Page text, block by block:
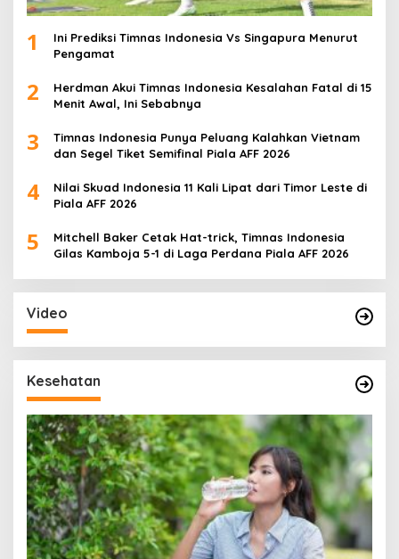
1
Ini Prediksi Timnas Indonesia Vs Singapura Menurut
Pengamat
2
Herdman Akui Timnas Indonesia Kesalahan Fatal di 15
Menit Awal, Ini Sebabnya
3
Timnas Indonesia Punya Peluang Kalahkan Vietnam
dan Segel Tiket Semifinal Piala AFF 2026
4
Nilai Skuad Indonesia 11 Kali Lipat dari Timor Leste di
Piala AFF 2026
5
Mitchell Baker Cetak Hat-trick, Timnas Indonesia
Gilas Kamboja 5-1 di Laga Perdana Piala AFF 2026
Video
Kesehatan